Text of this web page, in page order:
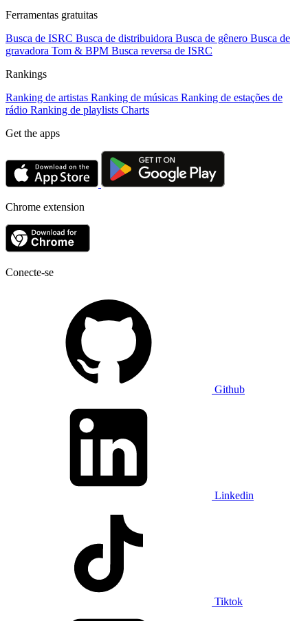
Ferramentas gratuitas
Busca de ISRC Busca de distribuidora Busca de gênero Busca de
gravadora Tom & BPM Busca reversa de ISRC
Rankings
Ranking de artistas Ranking de músicas Ranking de estações de
rádio Ranking de playlists Charts
Get the apps
Chrome extension
Conecte-se
Github
Linkedin
Tiktok